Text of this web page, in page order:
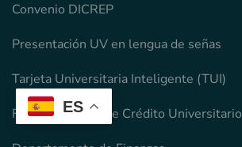
ES
Convenio DICREP
Presentación UV en lengua de señas
Tarjeta Universitaria Inteligente (TUI)
Fondo Solidario de Crédito Universitario